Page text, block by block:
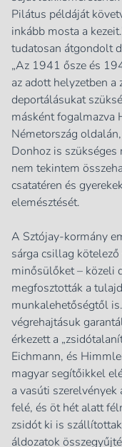
Pilátus példáját
inkább mosta a
tudatosan átgondolt
„Az 1941 ősze és
az adott helyzetben
deportálásukat
másként fogalmazva
Németország
Donhoz is szükséges
nem tekintem
csatatéren és
elemésztését.
A Sztójay-kormány
sárga csillag
minősülőket – közeli
megfosztották a
munkalehetőségtől
végrehajtásuk
érkezett a
Eichmann, és
magyar segítőikkel
a vasúti szerelvények
felé, és öt hét alatt
zsidót ki is
áldozatok